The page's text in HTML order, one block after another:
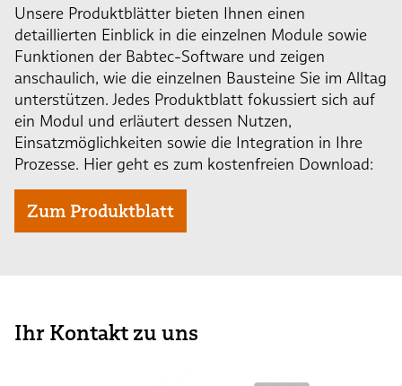
Unsere Produktblätter bieten Ihnen einen
detaillierten Einblick in die einzelnen Module sowie
Funktionen der Babtec-Software und zeigen
anschaulich, wie die einzelnen Bausteine Sie im Alltag
unterstützen. Jedes Produktblatt fokussiert sich auf
ein Modul und erläutert dessen Nutzen,
Einsatzmöglichkeiten sowie die Integration in Ihre
Prozesse. Hier geht es zum kostenfreien Download:
Zum Produktblatt
Ihr Kontakt zu uns